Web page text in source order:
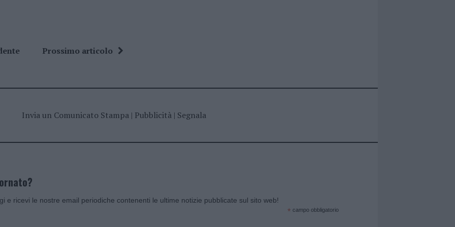
Prossimo articolo
Invia un Comunicato Stampa| Pubblicità| Segnala
e ricevi le nostre email periodiche contenenti le ultime notizie pubblicate sul sito web!
* campo obbligatorio